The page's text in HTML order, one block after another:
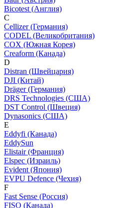
Bicotest (Англия)
C
Cellizer (Германия)
CODEL (Великобритания)
COX (Южная Корея)
Creaform (Канада)
D
Distran (Швейцария)
DJI (Китай)
Dräger (Германия)
DRS Technologies (США)
DST Control (Швеция)
Dynasonics (США)
E
Eddyfi (Канада)
EddySun
Elistair (Франция)
Elspec (Израиль)
Evident (Япония)
EVPU Defence (Чехия)
F
Fast Sense (Россия)
FISO (Канада)